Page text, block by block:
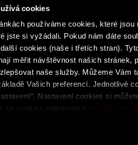
cookies
používáme cookies, které
jste si vyžádali. Pokud nám dáte
cookies (naše i třetích stran).
měřit návštěvnost našich stránek,
naše služby. Můžeme Vám
Vašich preferencí. Jednotlivé
Nastavení cookies si
ke cookies naleznete v
podmínky Podmínky SPARTA iD